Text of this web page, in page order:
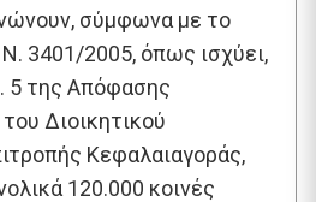
σύμφωνα με το
3401/2005, όπως ισχύει,
5 της Απόφασης
Διοικητικού
Κεφαλαιαγοράς,
120.000 κοινές